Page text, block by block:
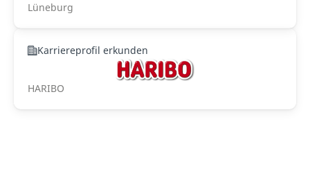
Lüneburg
Karriereprofil erkunden
HARIBO